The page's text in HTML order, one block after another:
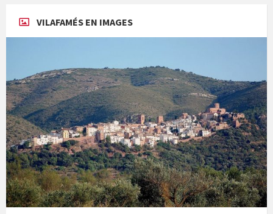
Concerts al Museu
Presentació del llibre &quot;La mare&quot;, d'Emma Zafon
VILAFAMÉS EN IMAGES